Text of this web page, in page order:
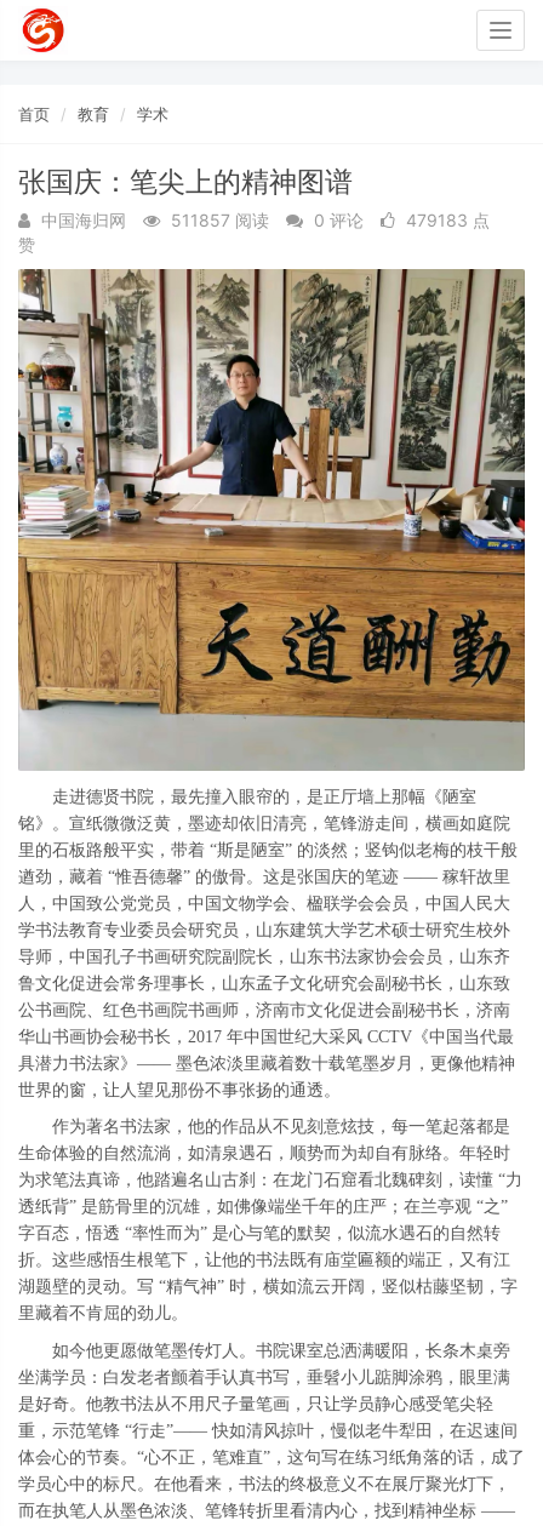
首页 教育 学术
张国庆：笔尖上的精神图谱
中国海归网 511857 阅读 0 评论
479183 点
赞
走进德贤书院，最先撞入眼帘的，是正厅墙上那幅《陋室
铭》。宣纸微微泛黄，墨迹却依旧清亮，笔锋游走间，横画如庭院
里的石板路般平实，带着 “斯是陋室” 的淡然；竖钩似老梅的枝干般
遒劲，藏着 “惟吾德馨” 的傲骨。这是张国庆的笔迹 —— 稼轩故里
人，中国致公党党员，中国文物学会、楹联学会会员，中国人民大
学书法教育专业委员会研究员，山东建筑大学艺术硕士研究生校外
导师，中国孔子书画研究院副院长，山东书法家协会会员，山东齐
鲁文化促进会常务理事长，山东孟子文化研究会副秘书长，山东致
公书画院、红色书画院书画师，济南市文化促进会副秘书长，济南
华山书画协会秘书长，2017 年中国世纪大采风 CCTV《中国当代最
具潜力书法家》—— 墨色浓淡里藏着数十载笔墨岁月，更像他精神
世界的窗，让人望见那份不事张扬的通透。
作为著名书法家，他的作品从不见刻意炫技，每一笔起落都是
生命体验的自然流淌，如清泉遇石，顺势而为却自有脉络。年轻时
为求笔法真谛，他踏遍名山古刹：在龙门石窟看北魏碑刻，读懂 “力
透纸背” 是筋骨里的沉雄，如佛像端坐千年的庄严；在兰亭观 “之”
字百态，悟透 “率性而为” 是心与笔的默契，似流水遇石的自然转
折。这些感悟生根笔下，让他的书法既有庙堂匾额的端正，又有江
湖题壁的灵动。写 “精气神” 时，横如流云开阔，竖似枯藤坚韧，字
里藏着不肯屈的劲儿。
如今他更愿做笔墨传灯人。书院课室总洒满暖阳，长条木桌旁
坐满学员：白发老者颤着手认真书写，垂髫小儿踮脚涂鸦，眼里满
是好奇。他教书法从不用尺子量笔画，只让学员静心感受笔尖轻
重，示范笔锋 “行走”—— 快如清风掠叶，慢似老牛犁田，在迟速间
体会心的节奏。“心不正，笔难直”，这句写在练习纸角落的话，成了
学员心中的标尺。在他看来，书法的终极意义不在展厅聚光灯下，
而在执笔人从墨色浓淡、笔锋转折里看清内心，找到精神坐标 ——